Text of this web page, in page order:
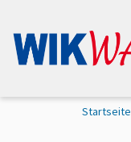
S
Startseite